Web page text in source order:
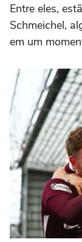
Entre eles,
Schmeichel,
em um